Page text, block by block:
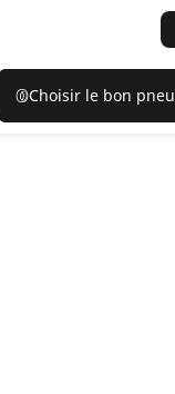
Choisir le bon pneu